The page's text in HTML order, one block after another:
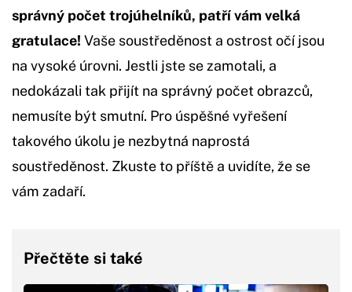
správný počet trojúhelníků, patří vám velká
gratulace! Vaše soustředěnost a ostrost očí jsou
na vysoké úrovni. Jestli jste se zamotali, a
nedokázali tak přijít na správný počet obrazců,
nemusíte být smutní. Pro úspěšné vyřešení
takového úkolu je nezbytná naprostá
soustředěnost. Zkuste to příště a uvidíte, že se
vám zadaří.
Přečtěte si také